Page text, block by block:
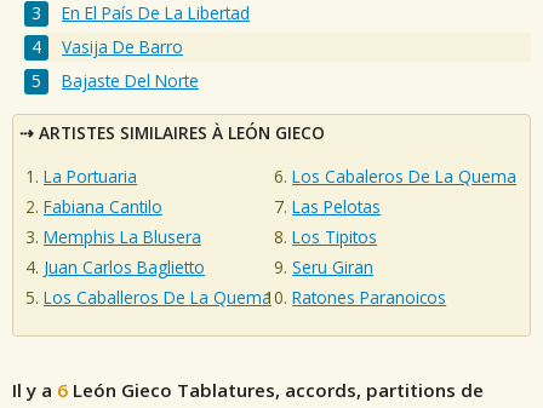
En El País De La Libertad
Vasija De Barro
Bajaste Del Norte
ARTISTES SIMILAIRES À LEÓN GIECO
La Portuaria
Fabiana Cantilo
Memphis La Blusera
Juan Carlos Baglietto
Los Caballeros De La Quema
Los Cabaleros De La Quema
Las Pelotas
Los Tipitos
Seru Giran
Ratones Paranoicos
Il y a 6 León Gieco Tablatures, accords, partitions de